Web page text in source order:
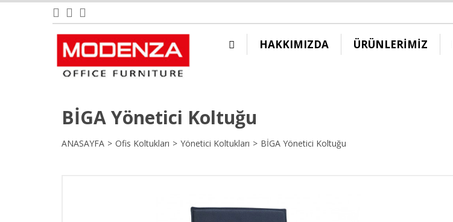
HAKKIMIZDA ÜRÜNLERİMİZ
BİGA Yönetici Koltuğu
ANASAYFA Ofis Koltukları Yönetici Koltukları BİGA Yönetici Koltuğu